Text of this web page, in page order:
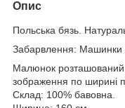
Опис
Польська бязь.
Забарвлення: Машинки
Малюнок
зображення по ширині
Склад: 100% бавовна.